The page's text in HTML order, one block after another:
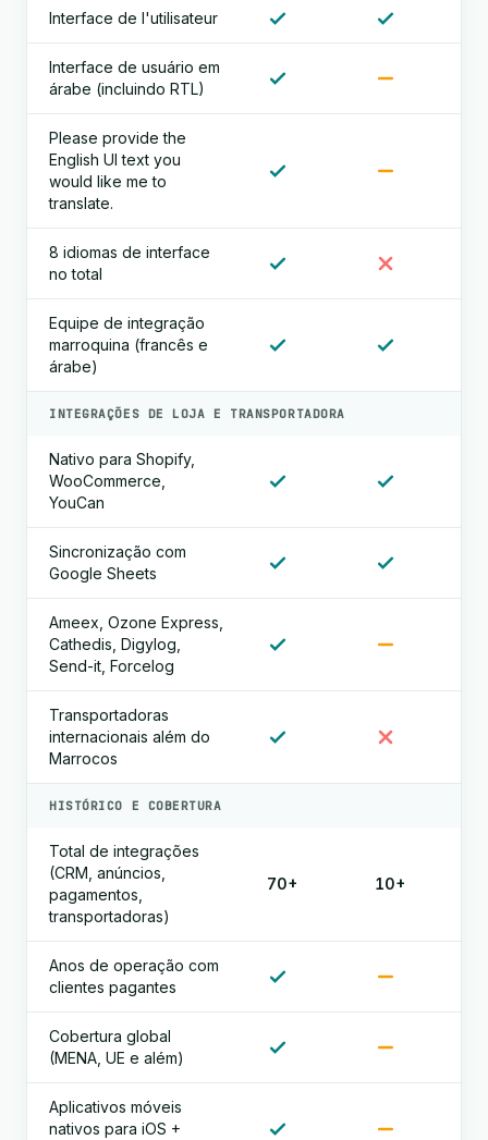
Interface de l'utilisateur
Interface de usuário em
árabe (incluindo RTL)
Please provide the
English UI text you
would like me to
translate.
8 idiomas de interface
no total
Equipe de integração
marroquina (francês e
árabe)
INTEGRAÇÕES DE LOJA E TRANSPORTADORA
Nativo para Shopify,
WooCommerce,
YouCan
Sincronização com
Google Sheets
Ameex, Ozone Express,
Cathedis, Digylog,
Send-it, Forcelog
Transportadoras
internacionais além do
Marrocos
HISTÓRICO E COBERTURA
Total de integrações
(CRM, anúncios,
pagamentos,
transportadoras)
70+ 10+
Anos de operação com
clientes pagantes
Cobertura global
(MENA, UE e além)
Aplicativos móveis
nativos para iOS +